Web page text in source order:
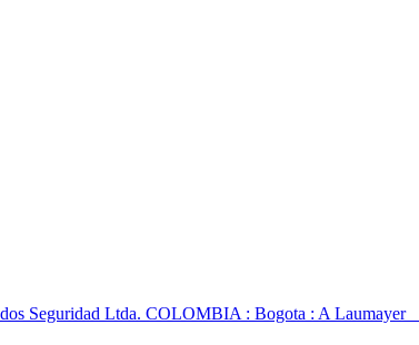
Ltda. COLOMBIA : Bogota : A Laumayer _